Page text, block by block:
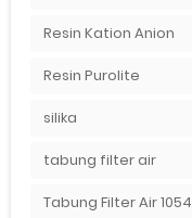
Resin Kation Anion
Resin Purolite
silika
tabung filter air
Tabung Filter Air 1054